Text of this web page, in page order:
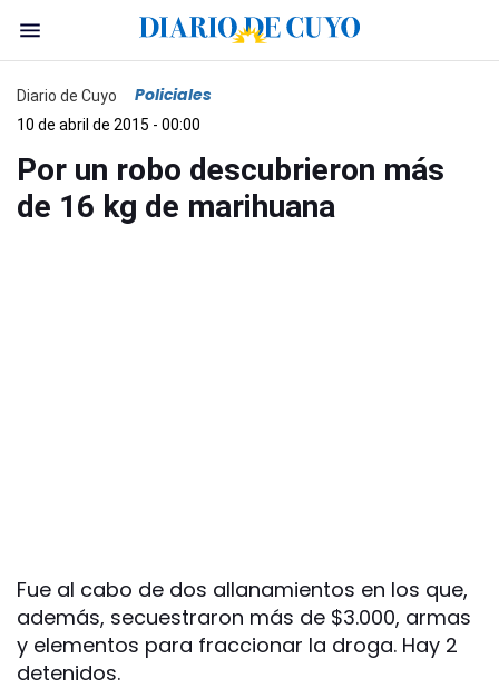
Diario de Cuyo Policiales
10 de abril de 2015 - 00:00
Por un robo descubrieron más
de 16 kg de marihuana
Fue al cabo de dos allanamientos en los que,
además, secuestraron más de $3.000, armas
y elementos para fraccionar la droga. Hay 2
detenidos.